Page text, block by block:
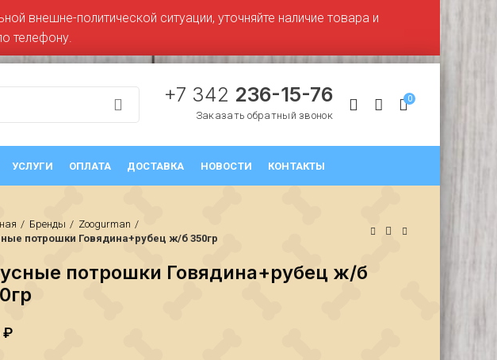
+7 342 236-15-76
Заказать обратный звонок
0
УСЛУГИ ОПЛАТА ДОСТАВКА НОВОСТИ КОНТАКТЫ
Бренды
Zoogurman
потрошки Говядина+рубец ж/б 350гр
потрошки Говядина+рубец ж/б
₽
внешне-политической ситуации, уточняйте наличие товара и
телефону.